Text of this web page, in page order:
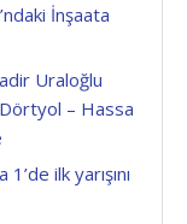
İnşaata
Uraloğlu
– Hassa
ilk yarışını